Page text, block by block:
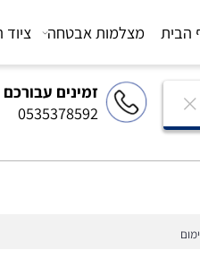
זמינים עבורכם
0535378592
מצלמות אבטחה ציוד